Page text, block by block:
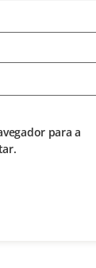
para a